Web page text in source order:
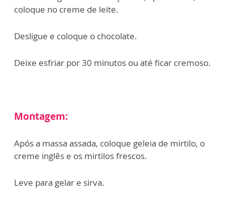
coloque no creme de leite.
Desligue e coloque o chocolate.
Deixe esfriar por 30 minutos ou até ficar cremoso.
Montagem:
Após a massa assada, coloque geleia de mirtilo, o
creme inglês e os mirtilos frescos.
Leve para gelar e sirva.